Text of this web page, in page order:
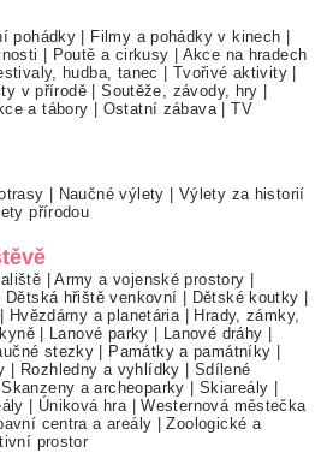
pohádky Filmy a pohádky v kinech
Poutě a cirkusy
Akce na hradech
hudba, tanec Tvořivé aktivity
v přírodě |Soutěže, závody, hry
a tábory Ostatní zábava|TV
Naučné výlety
Výlety za historií
přírodou
|Army a vojenské prostory
Dětská hřiště venkovní Dětské koutky
Hvězdárny a planetária|
Hrady, zámky,
| Lanové parky Lanové dráhy
stezky Památky a památníky
Rozhledny a vyhlídky
Sdílené
Skanzeny a archeoparky Skiareály
Úniková hra|Westernová městečka
centra a areály |Zoologické a
prostor